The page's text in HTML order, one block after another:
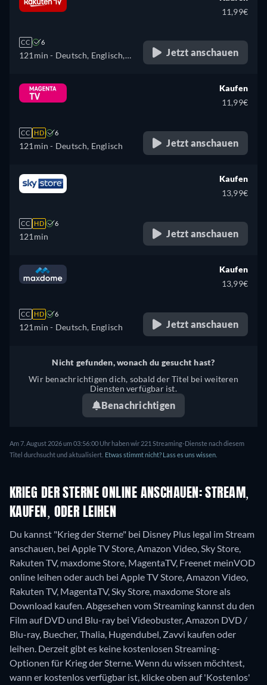
Portugiesisch
CC 6
121min - Deutsch, Englisch,
Italienisch
11,99€
Jetzt anschauen
CC HD 6
121min - Deutsch, Englisch
Kaufen
11,99€
Jetzt anschauen
CC HD 6
121min
Kaufen
13,99€
Jetzt anschauen
CC HD 6
121min - Deutsch, Englisch
Kaufen
13,99€
Jetzt anschauen
Nicht gefunden, wonach du gesucht hast?
Wir benachrichtigen dich, sobald der Titel bei weiteren
Diensten verfügbar ist.
Benachrichtigen
Am 7. August 2026 um 03:56:00 Uhr haben wir 221 Streaming-Dienste nach diesem
Titel durchsucht und aktualisiert. Etwas stimmt nicht? Lass es uns wissen.
KRIEG DER STERNE ONLINE ANSCHAUEN: STREAM,
KAUFEN, ODER LEIHEN
Du kannst "Krieg der Sterne" bei Disney Plus legal im Stream
anschauen, bei Apple TV Store, Amazon Video, Sky Store,
Rakuten TV, maxdome Store, MagentaTV, Freenet meinVOD
online leihen oder auch bei Apple TV Store, Amazon Video,
Rakuten TV, MagentaTV, Sky Store, maxdome Store als
Download kaufen.Abgesehen vom Streaming kannst du den
Film auf DVD und Blu-ray bei Videobuster, Amazon DVD /
Blu-ray, Buecher, Thalia, Hugendubel, Zavvi kaufen oder
leihen. Derzeit gibt es keine kostenlosen Streaming-
Optionen für Krieg der Sterne. Wenn du wissen möchtest,
wann er kostenlos verfügbar ist, klicke oben auf 'Kostenlos'